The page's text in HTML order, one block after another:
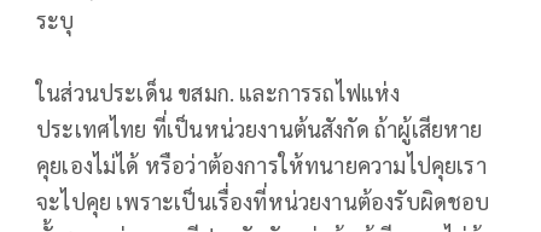
ระบุ
ในส่วนประเด็น ขสมก. และการรถไฟแห่ง
ประเทศไทย ที่เป็นหน่วยงานต้นสังกัด ถ้าผู้เสียหาย
คุยเองไม่ได้ หรือว่าต้องการให้ทนายความไปคุยเรา
จะไปคุย เพราะเป็นเรื่องที่หน่วยงานต้องรับผิดชอบ